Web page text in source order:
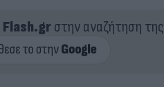
Flash.grστην αναζήτηση της